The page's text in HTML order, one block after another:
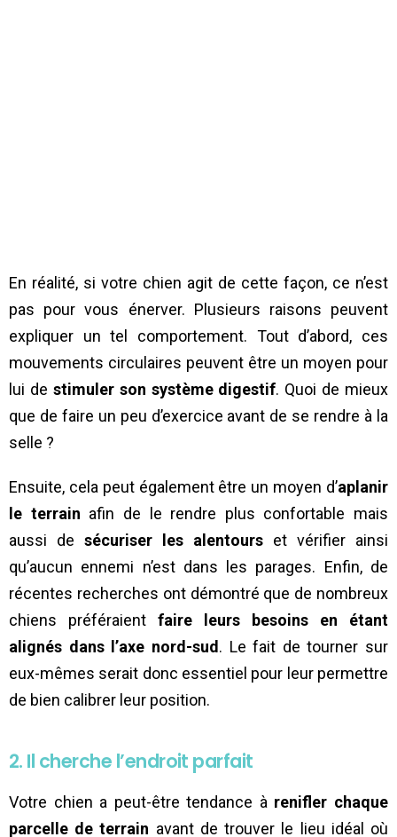
En réalité, si votre chien agit de cette façon, ce n’est
pas pour vous énerver. Plusieurs raisons peuvent
expliquer un tel comportement. Tout d’abord, ces
mouvements circulaires peuvent être un moyen pour
lui de stimuler son système digestif. Quoi de mieux
que de faire un peu d’exercice avant de se rendre à la
selle ?
Ensuite, cela peut également être un moyen d’aplanir
le terrain afin de le rendre plus confortable mais
aussi de sécuriser les alentours et vérifier ainsi
qu’aucun ennemi n’est dans les parages. Enfin, de
récentes recherches ont démontré que de nombreux
chiens préféraient faire leurs besoins en étant
alignés dans l’axe nord-sud. Le fait de tourner sur
eux-mêmes serait donc essentiel pour leur permettre
de bien calibrer leur position.
2. Il cherche l’endroit parfait
Votre chien a peut-être tendance à renifler chaque
parcelle de terrain avant de trouver le lieu idéal où